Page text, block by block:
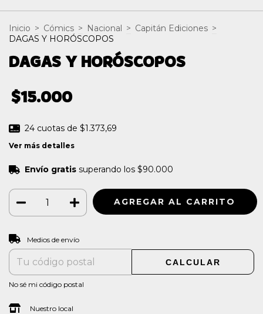
Inicio > Cómics > Nacional > Capitán Ediciones >
DAGAS Y HORÓSCOPOS
DAGAS Y HORÓSCOPOS
$15.000
24 cuotas de $1.373,69
Ver más detalles
Envío gratis superando los $90.000
Entregas para el CP:
Medios de envío
CALCULAR
No sé mi código postal
Nuestro local